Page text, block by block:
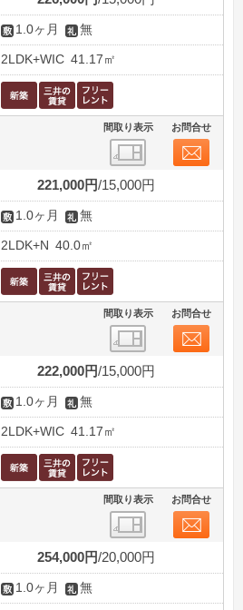
1.0ヶ月 無
2LDK+WIC 41.17㎡
間取り表示 お問合せ
221,000円 15,000円
1.0ヶ月 無
2LDK+N 40.0㎡
間取り表示 お問合せ
222,000円 15,000円
1.0ヶ月 無
2LDK+WIC 41.17㎡
間取り表示 お問合せ
254,000円 20,000円
1.0ヶ月 無